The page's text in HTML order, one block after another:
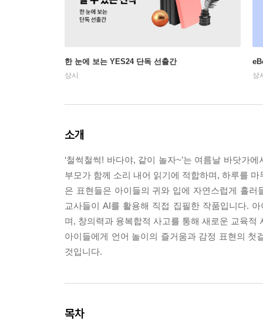
한 눈에 보는 YES24 단독 선출간
상시 상
소개
‘철썩철썩! 바다야, 같이 놀자~’는 여름날 바닷가
부모가 함께 소리 내어 읽기에 적합하며, 하루를
은 표현들은 아이들의 귀와 입에 자연스럽게 흘
교사들이 AI를 활용해 직접 집필한 작품입니다.
며, 창의력과 융복합적 사고를 통해 새로운 교육
아이들에게 언어 놀이의 즐거움과 감정 표현의
것입니다.
목차